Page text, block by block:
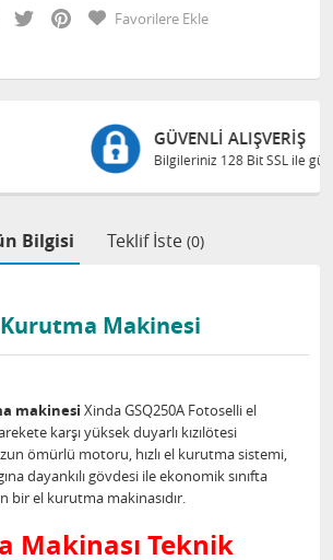
Facebook
Twitter PinterestFavorilere Ekle
GÜVENLI ALIŞVERIŞ
Bilgileriniz 128 Bit SSL ile güvende
Bilgisi Teklif İste (0)
Makinesi
makinesi Xinda GSQ250A Fotoselli el
karşı yüksek duyarlı kızılötesi
ömürlü motoru, hızlı el kurutma sistemi,
dayankılı gövdesi ile ekonomik sınıfta
bir el kurutma makinasıdır.
Makinası Teknik